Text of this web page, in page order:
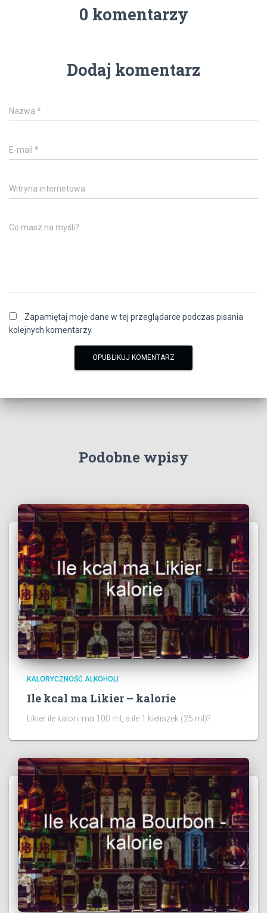
0 komentarzy
Dodaj komentarz
Nazwa *
E-mail *
Witryna internetowa
Co masz na myśli?
Zapamiętaj moje dane w tej przeglądarce podczas pisania
kolejnych komentarzy.
Podobne wpisy
KALORYCZNOŚĆ ALKOHOLI
Ile kcal ma Likier – kalorie
Likier ile kalorii ma 100 ml, a ile 1 kieliszek (25 ml)?